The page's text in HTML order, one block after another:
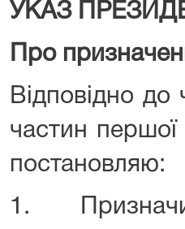
УКАЗ
Про
Відповідно до
частин першої
постановляю:
1.